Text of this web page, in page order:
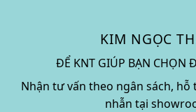
KIM NGỌC
ĐỂ KNT GIÚP BẠN CHỌN
Nhận tư vấn theo ngân sách, hỗ
nhẫn tại